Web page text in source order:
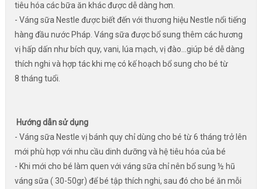
tiêu hóa các bữa ăn khác được dễ dàng hơn.
- Váng sữa Nestle được biết đến với thương hiệu Nestle nổi tiếng
hàng đầu nước Pháp. Váng sữa được bổ sung thêm các hương
vị hấp dấn như bích quy, vani, lúa mạch, vị đào…giúp bé dễ dàng
thích nghi và hợp tác khi mẹ có kế hoạch bổ sung cho bé từ
8 tháng tuổi.
Hướng dẫn sử dụng
- Váng sữa Nestle vị bánh quy chỉ dùng cho bé từ 6 tháng trở lên
mới phù hợp với nhu cầu dinh dưỡng và hệ tiêu hóa của bé
- Khi mới cho bé làm quen với váng sữa chỉ nên bổ sung ½ hũ
váng sữa ( 30-50gr) để bé tập thích nghi, sau đó cho bé ăn mỗi